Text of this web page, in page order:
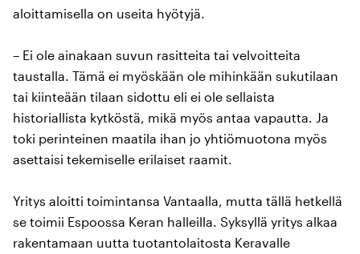
aloittamisella on useita hyötyjä.
– Ei ole ainakaan suvun rasitteita tai velvoitteita
taustalla. Tämä ei myöskään ole mihinkään sukutilaan
tai kiinteään tilaan sidottu eli ei ole sellaista
historiallista kytköstä, mikä myös antaa vapautta. Ja
toki perinteinen maatila ihan jo yhtiömuotona myös
asettaisi tekemiselle erilaiset raamit.
Yritys aloitti toimintansa Vantaalla, mutta tällä hetkellä
se toimii Espoossa Keran halleilla. Syksyllä yritys alkaa
rakentamaan uutta tuotantolaitosta Keravalle